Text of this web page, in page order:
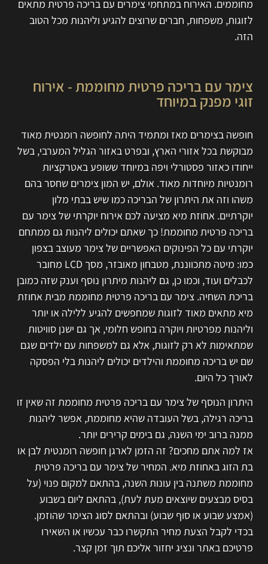
מחוממים. האירוח במתחמי צימרים עם בריכה פרטית מתאים
לזוגות, משפחות, חברים שרוצים להגיע וליהנות מכל הטוב
הזה.
צימר עם בריכה פרטית מחוממת - אירוח
זוגי מפנק במיוחד
חופשה בצימרים מאז ומתמיד היתה לחופשה רומנטית מאוד
מבוקשת בכל אזורי הארץ, ובפרט באזור הגליל המערבי, בשל
ייחודו כאזור פסטורלי ויפה במיוחד ששופע באטרקציות
רומנטיות מיוחדות מאוד. אולם, יש המון צימרים שחסר בהם
משהו וזה את היתרון של הבריכה כמו שיש בבתי מלון
יוקרתיים. אחוזת מיא מציעה לכם אירוח יוקרתי של צימר עם
בריכה פרטית מחוממת! כך שאתם יכולים ליהנות גם ממתחם
יוקרתי עם כל הפינוקים האפשריים של צימר מעוצב בצפון
כמו: מיטה מתכווננת, מטבחון מאובזר, מסך LCD מחובר
לכבלים ועוד, וכמו כן, גם ליהנות מיתרון נוסף וענק שזה כמובן
בריכת השחיה. צימר עם בריכה פרטית מחוממת מבית אחוזת
מיא מתאים מאוד לזוגות שמחפשים להגיע ללילה או יותר
וליהנות מפרטיות ויוקרה בחופש חלומי, אך גם ישנן סוויטות
שמתאימות לא רק לזוגות, אלא גם למשפחות עם ילדים שגם
שם יש בריכה מחוממת והילדים יכולים ליהנות בלי הפסקה
לאורך כל היום.
היתרון הנוסף של צימר עם בריכה פרטית מחוממת זה שאין זו
בריכה רגילה, בשל העובדה שהיא מחוממת, אפשר ליהנות
ממנה ברוב ימי השנה, גם בימים קרירים יותר.
אז למה אתם מחכים? זה הזמן לארגן חופשה רומנטית לבן או
בת הזוג באחוזת מיא. המחיר של צימר עם בריכה פרטית
מחוממת משתנה בין עונות השנה, בהתאם למקום פנוי (על
בסיס מבצעים שיוצאים מעת לעת), בהתאם ליום בשבוע
(אמצע שבוע או סוף שבוע) ובהתאם לסוג הצימר שהוזמן.
בכדי לקבל הצעת מחיר התקשרו כבר עכשיו או השאירו
פרטיכם באתר ונציג יחזור אליכם תוך זמן קצר.